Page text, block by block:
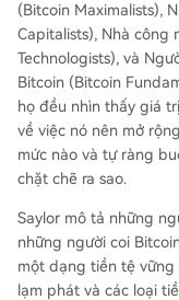
(Bitcoin Maximalists),
Capitalists), Nhà công
Technologists), và
Bitcoin (Bitcoin
họ đều nhìn thấy giá
về việc nó nên mở
mức nào và tự ràng
chặt chẽ ra sao.
Saylor mô tả những
những người coi
một dạng tiền tệ vững
lạm phát và các loại